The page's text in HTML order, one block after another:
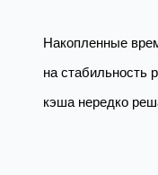
Накопленные
на стабильность
кэша нередко